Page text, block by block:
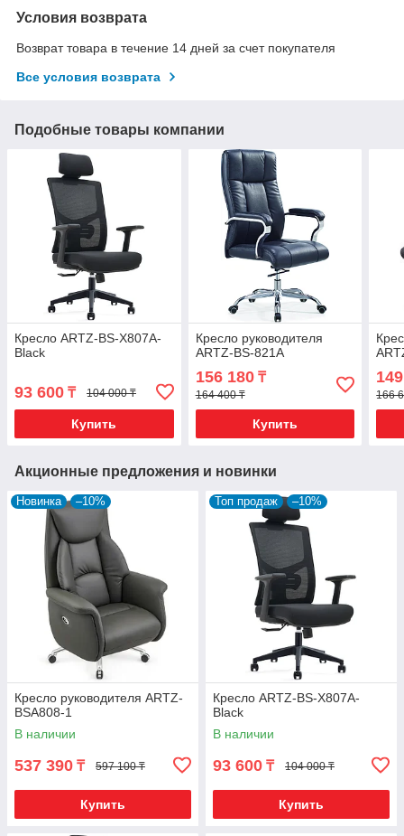
Условия возврата
Возврат товара в течение 14 дней за счет покупателя
Все условия возврата
Подобные товары компании
Кресло ARTZ-BS-X807A-
Black
93 600 ₸ 104 000 ₸
Купить
Кресло руководителя
ARTZ-BS-821A
156 180₸
164 400 ₸
Купить
166
Акционные предложения и новинки
Новинка –10%
Кресло руководителя ARTZ-
BSA808-1
В наличии
537 390 ₸ 597 100 ₸
Купить
Топ продаж –10%
Кресло ARTZ-BS-X807A-
Black
В наличии
93 600 ₸ 104 000 ₸
Купить